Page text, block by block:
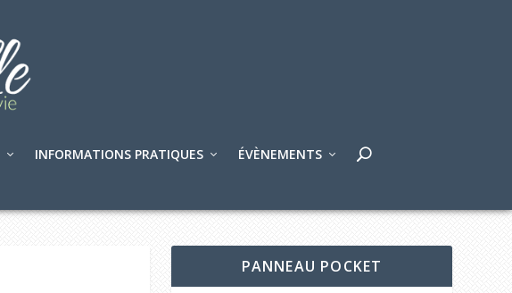
INFORMATIONS PRATIQUES ÉVÈNEMENTS
PANNEAU POCKET